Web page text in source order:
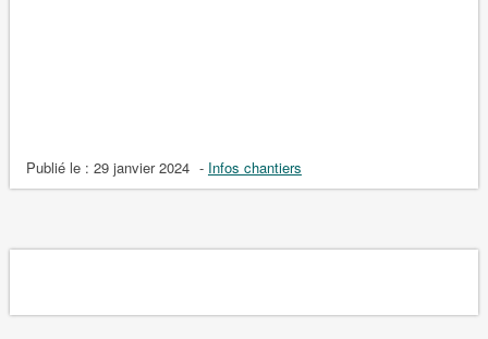
Publié le : 29 janvier 2024 - Infos chantiers